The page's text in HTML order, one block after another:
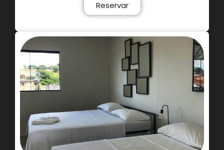
Reservar